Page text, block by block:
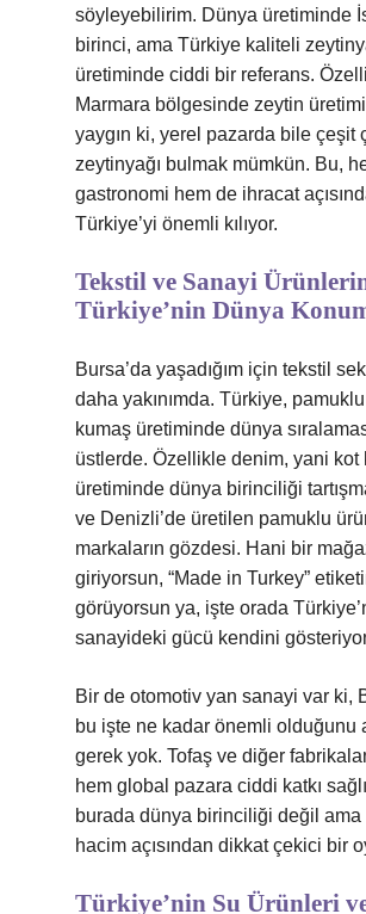
söyleyebilirim. Dünya üretiminde
birinci, ama Türkiye kaliteli
üretiminde ciddi bir referans.
Marmara bölgesinde zeytin
yaygın ki, yerel pazarda bile çeşit
zeytinyağı bulmak mümkün. Bu,
gastronomi hem de ihracat
Türkiye’yi önemli kılıyor.
Tekstil ve Sanayi
Türkiye’nin Dünya
Bursa’da yaşadığım için tekstil
daha yakınımda. Türkiye,
kumaş üretiminde dünya
üstlerde. Özellikle denim, yani kot
üretiminde dünya birinciliği
ve Denizli’de üretilen pamuklu
markaların gözdesi. Hani bir
giriyorsun, “Made in Turkey”
görüyorsun ya, işte orada
sanayideki gücü kendini
Bir de otomotiv yan sanayi var ki,
bu işte ne kadar önemli olduğunu
gerek yok. Tofaş ve diğer
hem global pazara ciddi katkı
burada dünya birinciliği değil ama
hacim açısından dikkat çekici bir
Türkiye’nin Su Ürünleri